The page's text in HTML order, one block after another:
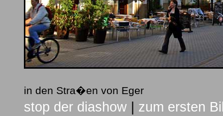
in den Stra�en von Eger
stop der diashow zum ersten